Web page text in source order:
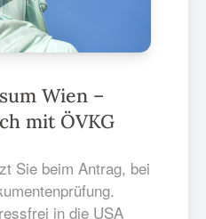
Wien –
mit ÖVKG
Sie beim Antrag, bei
in die USA